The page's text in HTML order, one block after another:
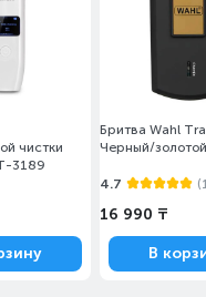
чистки
3189
Бритва Wahl
Черный/золотой
4.7
16 990 ₸
В